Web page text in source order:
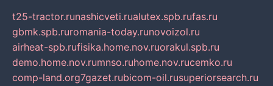
t25-tractor.runashicveti.rualutex.spb.rufas.ru
gbmk.spb.ruromania-today.runovoizol.ru
airheat-spb.rufisika.home.nov.ruorakul.spb.ru
demo.home.nov.rumnso.ruhome.nov.rucemko.ru
comp-land.org7gazet.rubicom-oil.rusuperiorsearch.ru